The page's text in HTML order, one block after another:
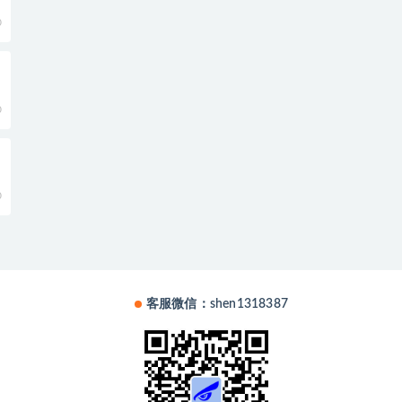
客服微信：shen1318387